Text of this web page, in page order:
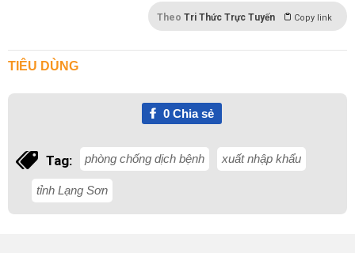
Theo Tri Thức Trực Tuyến Copy link
TIÊU DÙNG
0Chia sẻ
Tag: phòng chống dịch bệnh xuất nhập khẩu
tỉnh Lạng Sơn